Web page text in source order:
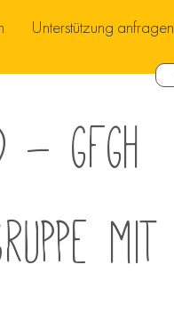
Unterstützung anfragen
GFGH
mit